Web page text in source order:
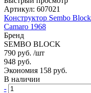
Артикул: 607021
Конструктор Sembo
Camaro 1968
Бренд
SEMBO BLOCK
790 руб. /шт
948 руб.
Экономия 158 руб.
В наличии
-